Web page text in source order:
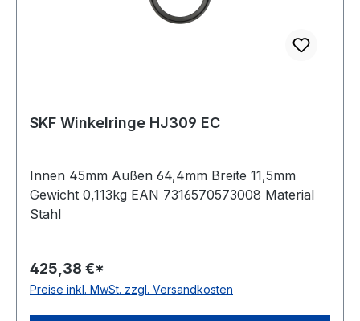
SKF Winkelringe HJ309 EC
Innen 45mm Außen 64,4mm Breite 11,5mm
Gewicht 0,113kg EAN 7316570573008 Material
Stahl
425,38 €*
Preise inkl. MwSt. zzgl. Versandkosten